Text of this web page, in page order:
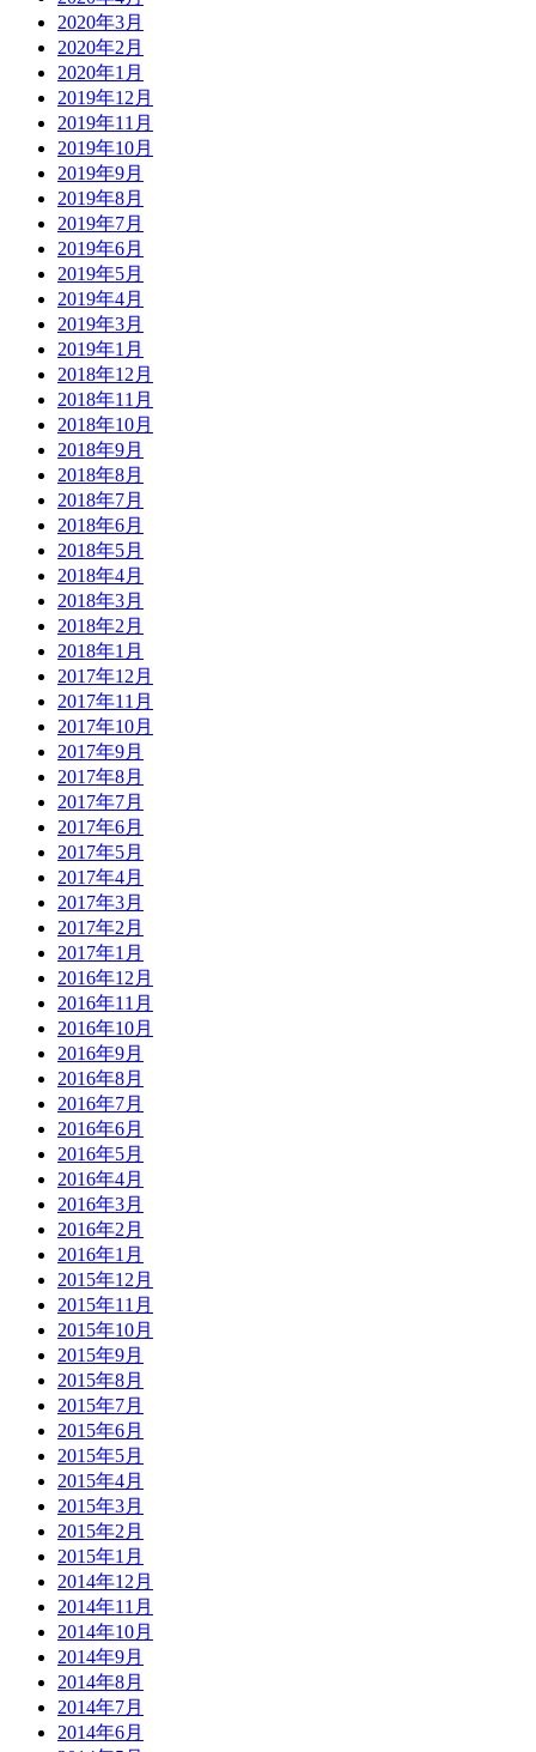
2020年3月
2020年2月
2020年1月
2019年12月
2019年11月
2019年10月
2019年9月
2019年8月
2019年7月
2019年6月
2019年5月
2019年4月
2019年3月
2019年1月
2018年12月
2018年11月
2018年10月
2018年9月
2018年8月
2018年7月
2018年6月
2018年5月
2018年4月
2018年3月
2018年2月
2018年1月
2017年12月
2017年11月
2017年10月
2017年9月
2017年8月
2017年7月
2017年6月
2017年5月
2017年4月
2017年3月
2017年2月
2017年1月
2016年12月
2016年11月
2016年10月
2016年9月
2016年8月
2016年7月
2016年6月
2016年5月
2016年4月
2016年3月
2016年2月
2016年1月
2015年12月
2015年11月
2015年10月
2015年9月
2015年8月
2015年7月
2015年6月
2015年5月
2015年4月
2015年3月
2015年2月
2015年1月
2014年12月
2014年11月
2014年10月
2014年9月
2014年8月
2014年7月
2014年6月